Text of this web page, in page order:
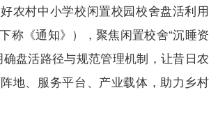
农村中小学校闲置校园校舍盘活利用
称《通知》），聚焦闲置校舍“沉睡资
确盘活路径与规范管理机制，让昔日农
地、服务平台、产业载体，助力乡村